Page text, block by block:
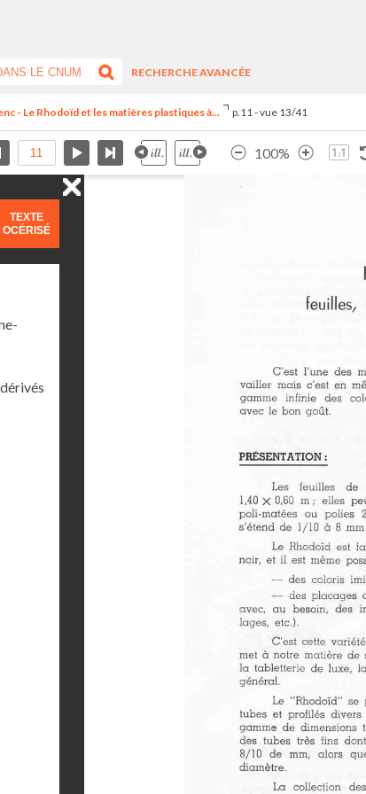
RECHERCHE AVANCÉE
- Le Rhodoïd et les matières plastiques à... p.11 - vue 13/41
100%
TEXTE
OCÉRISÉ